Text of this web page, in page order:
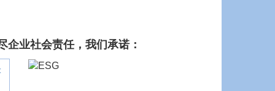
业社会责任，我们承诺：